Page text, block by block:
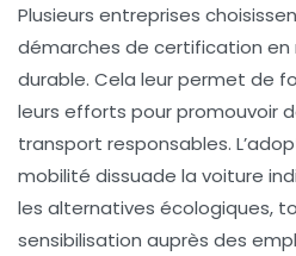
Plusieurs entreprises
démarches de certification
durable. Cela leur permet de
leurs efforts pour promouvoir
transport responsables.
mobilité dissuade la voiture
les alternatives écologiques,
sensibilisation auprès des